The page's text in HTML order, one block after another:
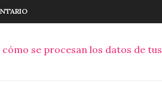
se procesan los datos de tus